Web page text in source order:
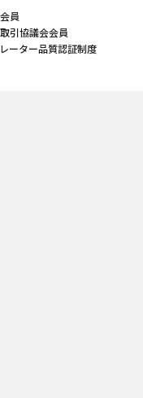
員
引協議会会員
ーター品質認証制度